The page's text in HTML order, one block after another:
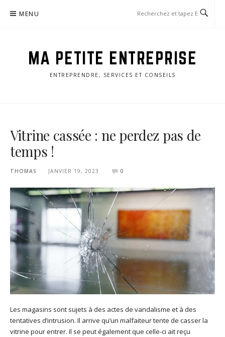
MENU
MA PETITE ENTREPRISE
ENTREPRENDRE, SERVICES ET CONSEILS
Vitrine cassée : ne perdez pas de
temps !
THOMAS JANVIER 19, 2023 0
Les magasins sont sujets à des actes de vandalisme et à des
tentatives d’intrusion. Il arrive qu’un malfaiteur tente de casser la
vitrine pour entrer. Il se peut également que celle-ci ait reçu